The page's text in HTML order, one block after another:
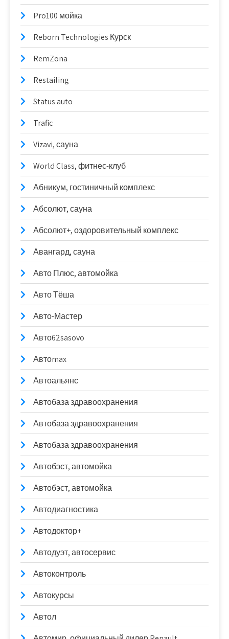
Pro100 мойка
Reborn Technologies Курск
RemZona
Restailing
Status auto
Trafic
Vizavi, сауна
World Class, фитнес-клуб
Абникум, гостиничный комплекс
Абсолют, сауна
Абсолют+, оздоровительный комплекс
Авангард, сауна
Авто Плюс, автомойка
Авто Тёша
Авто-Мастер
Авто62sasovo
Автоmax
Автоальянс
Автобаза здравоохранения
Автобаза здравоохранения
Автобаза здравоохранения
Автобэст, автомойка
Автобэст, автомойка
Автодиагностика
Автодоктор+
Автодуэт, автосервис
Автоконтроль
Автокурсы
Автол